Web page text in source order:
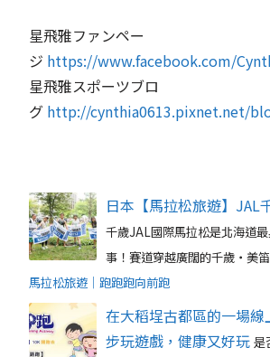
星飛雅ファンペー
ジ https://www.facebook.com/
星飛雅スポーツブロ
グ http://cynthia0613.pixnet.net/
日本【馬拉松旅遊】JAL
千歲JAL國際馬拉松是北海道
事！賽道穿越廣闊的千歲‧美
馬拉松旅遊｜跑跑跑向前跑
在大稻埕古都區的一場
步玩遊戲，健康又好玩 是